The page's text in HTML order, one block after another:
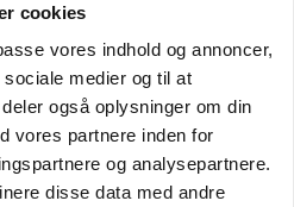
cookies
vores indhold og annoncer,
medier og til at
også oplysninger om din
vores partnere inden for
og analysepartnere.
disse data med andre